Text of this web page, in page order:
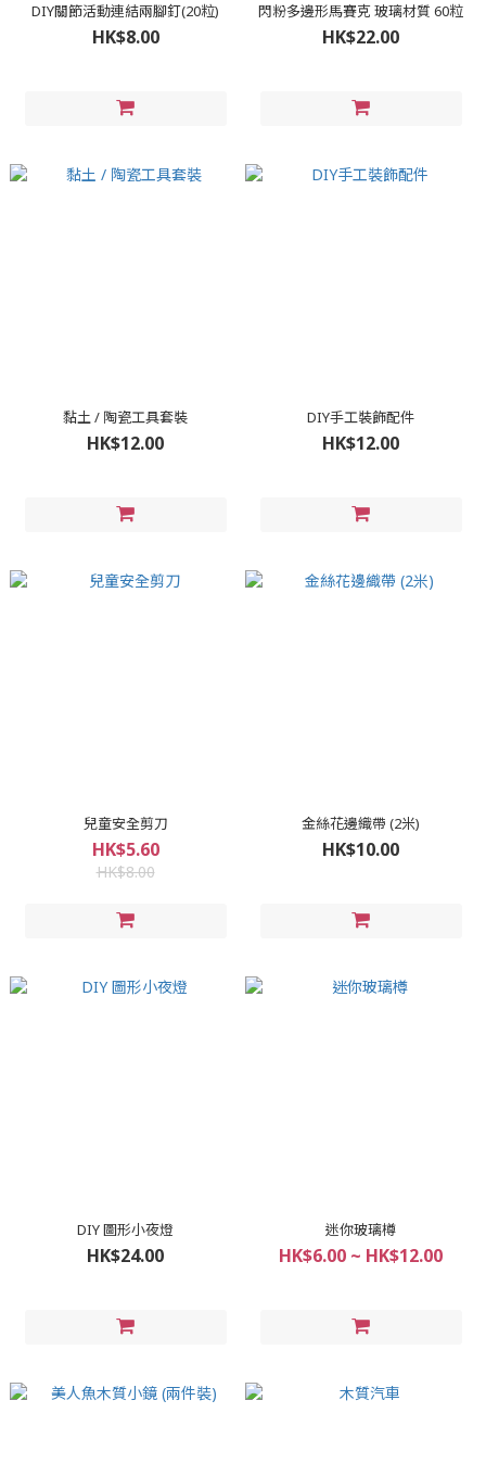
DIY關節活動連結兩腳釘(20粒)
HK$8.00
閃粉多邊形馬賽克 玻璃材質 60粒
HK$22.00
黏土 / 陶瓷工具套裝
HK$12.00
DIY手工裝飾配件
HK$12.00
兒童安全剪刀
HK$5.60
HK$8.00
金絲花邊織帶 (2米)
HK$10.00
DIY 圖形小夜燈
HK$24.00
迷你玻璃樽
HK$6.00 ~ HK$12.00